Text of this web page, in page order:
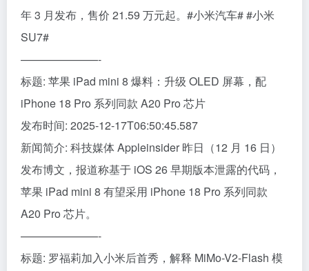
年 3 月发布，售价 21.59 万元起。#小米汽车# #小米
SU7#
———————-
标题: 苹果 iPad mini 8 爆料：升级 OLED 屏幕，配
iPhone 18 Pro 系列同款 A20 Pro 芯片
发布时间: 2025-12-17T06:50:45.587
新闻简介: 科技媒体 Appleinsider 昨日（12 月 16 日）
发布博文，报道称基于 iOS 26 早期版本泄露的代码，
苹果 iPad mini 8 有望采用 iPhone 18 Pro 系列同款
A20 Pro 芯片。
———————-
标题: 罗福莉加入小米后首秀，解释 MiMo-V2-Flash 模